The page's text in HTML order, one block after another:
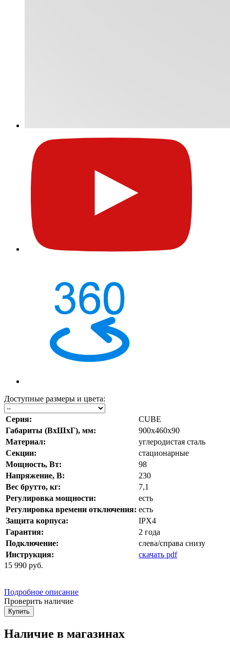
Доступные размеры и цвета:
Серия:
CUBE
Габариты (ВхШхГ), мм:
900х460х90
Материал:
углеродистая сталь
Секции:
стационарные
Мощность, Вт:
98
Напряжение, В:
230
Вес брутто, кг:
7,1
Регулировка мощности:
есть
Регулировка времени отключения: есть
Защита корпуса:
IPX4
Гарантия:
2 года
Подключение:
слева/справа снизу
Инструкция:
скачать pdf
15 990 руб.
Подробное описание
Проверить наличие
Купить
Наличие в магазинах